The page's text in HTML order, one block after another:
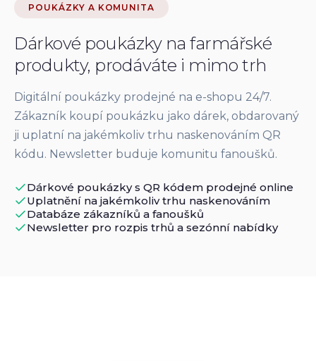
POUKÁZKY A KOMUNITA
Dárkové poukázky na farmářské
produkty, prodáváte i mimo trh
Digitální poukázky prodejné na e-shopu 24/7.
Zákazník koupí poukázku jako dárek, obdarovaný
ji uplatní na jakémkoliv trhu naskenováním QR
kódu. Newsletter buduje komunitu fanoušků.
Dárkové poukázky s QR kódem prodejné online
Uplatnění na jakémkoliv trhu naskenováním
Databáze zákazníků a fanoušků
Newsletter pro rozpis trhů a sezónní nabídky